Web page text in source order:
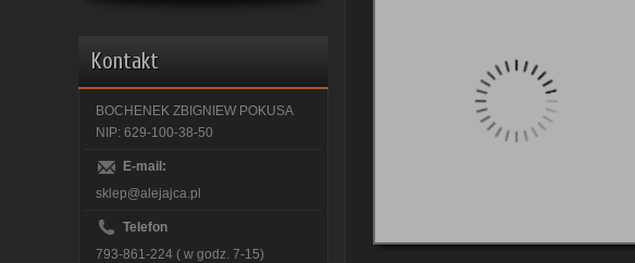
Kontakt
BOCHENEK ZBIGNIEW POKUSA
NIP: 629-100-38-50
E-mail:
sklep@alejajca.pl
Telefon
793-861-224 ( w godz. 7-15)